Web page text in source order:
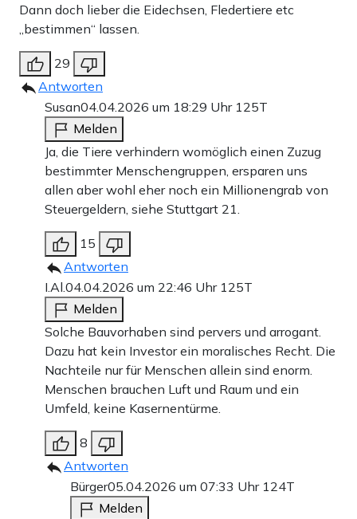
Dann doch lieber die Eidechsen, Fledertiere etc
„bestimmen“ lassen.
29
Antworten
Susan04.04.2026 um 18:29 Uhr 125T
Melden
Ja, die Tiere verhindern womöglich einen Zuzug
bestimmter Menschengruppen, ersparen uns
allen aber wohl eher noch ein Millionengrab von
Steuergeldern, siehe Stuttgart 21.
15
Antworten
I.Al.04.04.2026 um 22:46 Uhr 125T
Melden
Solche Bauvorhaben sind pervers und arrogant.
Dazu hat kein Investor ein moralisches Recht. Die
Nachteile nur für Menschen allein sind enorm.
Menschen brauchen Luft und Raum und ein
Umfeld, keine Kasernentürme.
8
Antworten
Bürger05.04.2026 um 07:33 Uhr 124T
Melden